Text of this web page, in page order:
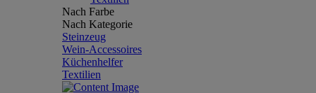
Nach Farbe
Nach Kategorie
Steinzeug
Wein-Accessoires
Küchenhelfer
Textilien